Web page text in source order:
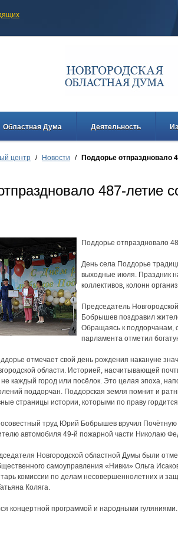
Областная Дума Деятельность
центр / Новости / Поддорье отпраздновало
487-летие
Поддорье отпраздновало
День села Поддорье
выходные июля. Праздник
коллективов, колонн
Председатель
Бобрышев поздравил
Обращаясь к поддорчанам,
парламента отметил
отмечает свой день рождения накануне
области. Историей, насчитывающей
не каждый город или посёлок. Это целая эпоха,
поддорчан. Поддорская земля помнит и
страницы истории, которыми по праву
труд Юрий Бобрышев вручил Почётную
автомобиля 49-й пожарной части Николаю
Новгородской областной Думы были
самоуправления «Нивки» Ольга
комиссии по делам несовершеннолетних и
Коляга.
концертной программой и народными гуляниями.